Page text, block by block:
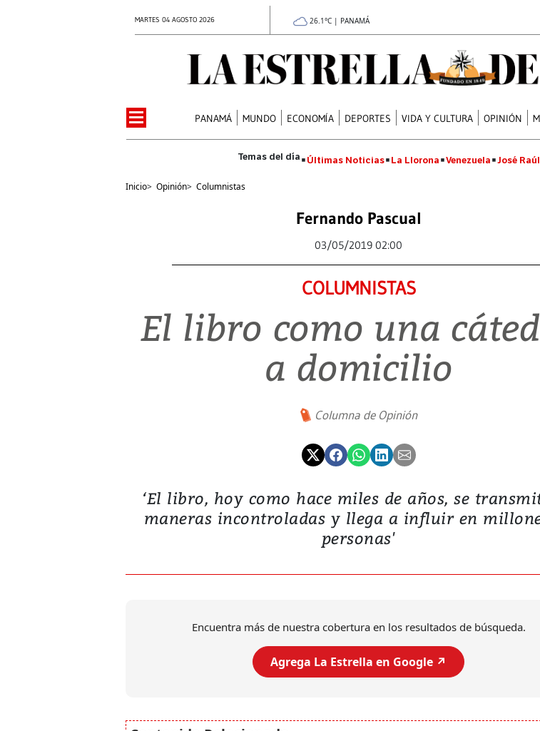
MARTES 04 AGOSTO 2026 26.1°C | PANAMÁ
PANAMÁ MUNDO ECONOMÍA DEPORTES VIDA Y CULTURA OPINIÓN
Últimas Noticias La Llorona Venezuela José
Inicio> Opinión> Columnistas
Fernando Pascual
03/05/2019 02:00
COLUMNISTAS
El libro como una
a domicilio
Columna de Opinión
‘El libro, hoy como hace miles de años, se
maneras incontroladas y llega a influir en
personas'
Encuentra más de nuestra cobertura en los resultados de búsqueda.
Agrega La Estrella en Google ↗️